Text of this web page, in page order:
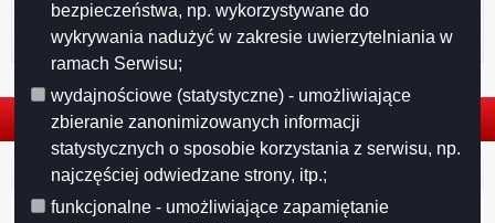
bezpieczeństwa, np. wykorzystywane do
wykrywania nadużyć w zakresie uwierzytelniania w
ramach Serwisu;
wydajnościowe (statystyczne) - umożliwiające
zbieranie zanonimizowanych informacji
statystycznych o sposobie korzystania z serwisu, np.
najczęściej odwiedzane strony, itp.;
funkcjonalne - umożliwiające zapamiętanie
Historia strony